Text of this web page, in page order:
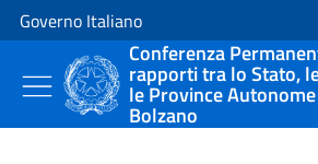
Vai al contenuto
Vai alla navigazione del sito
Governo Italiano
Conferenza
rapporti tra lo Stato,
le Province
Bolzano